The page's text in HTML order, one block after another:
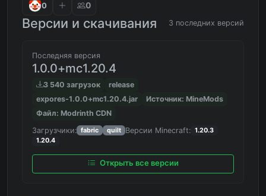
0 0
Версии и скачивания 3 последних версий
Последняя версия
1.0.0+mc1.20.4
3 540 загрузок
release
expores-1.0.0+mc1.20.4.jar
Источник: MineMods
Файл: Modrinth CDN
Загрузчики: fabric quilt Версии Minecraft: 1.20.3
1.20.4
Открыть все версии